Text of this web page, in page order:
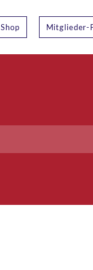
Shop Mitglieder-